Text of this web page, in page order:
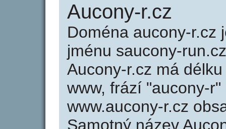
Aucony-r.cz
Doména aucony-r.cz
jménu saucony-
Aucony-r.cz má
www, frází "aucony-
www.aucony-r.cz
Samotný název